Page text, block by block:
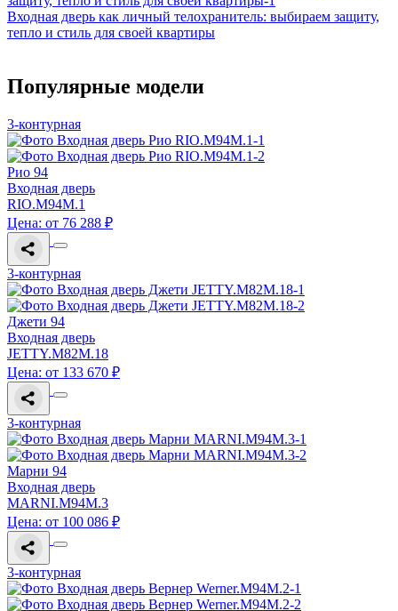
Входная дверь как личный телохранитель: выбираем защиту,
тепло и стиль для своей квартиры
Популярные модели
3-контурная
Рио 94
Входная дверь
RIO.M94M.1
Цена: от 76 288 ₽
3-контурная
Джети 94
Входная дверь
JETTY.M82M.18
Цена: от 133 670 ₽
3-контурная
Марни 94
Входная дверь
MARNI.M94M.3
Цена: от 100 086 ₽
3-контурная